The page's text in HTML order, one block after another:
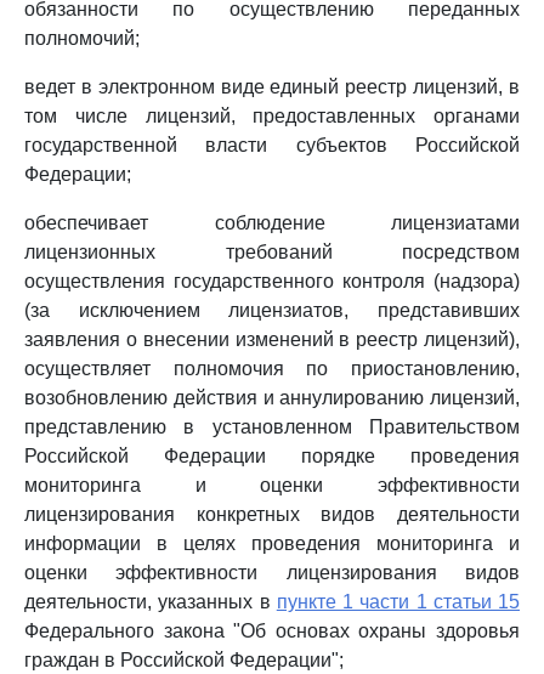
обязанности по осуществлению переданных
полномочий;
ведет в электронном виде единый реестр лицензий, в
том числе лицензий, предоставленных органами
государственной власти субъектов Российской
Федерации;
обеспечивает соблюдение лицензиатами
лицензионных требований посредством
осуществления государственного контроля (надзора)
(за исключением лицензиатов, представивших
заявления о внесении изменений в реестр лицензий),
осуществляет полномочия по приостановлению,
возобновлению действия и аннулированию лицензий,
представлению в установленном Правительством
Российской Федерации порядке проведения
мониторинга и оценки эффективности
лицензирования конкретных видов деятельности
информации в целях проведения мониторинга и
оценки эффективности лицензирования видов
деятельности, указанных в пункте 1 части 1 статьи 15
Федерального закона "Об основах охраны здоровья
граждан в Российской Федерации";